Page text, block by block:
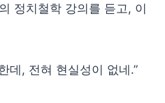
정치철학 강의를 듣고, 이
데, 전혀 현실성이 없네.”